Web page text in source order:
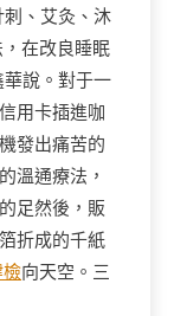
刺、艾灸、沐
，在改良睡眠
華說。對于一
用卡插進咖
發出痛苦的
溫通療法，
足然後，販
折成的千紙
檢向天空。三